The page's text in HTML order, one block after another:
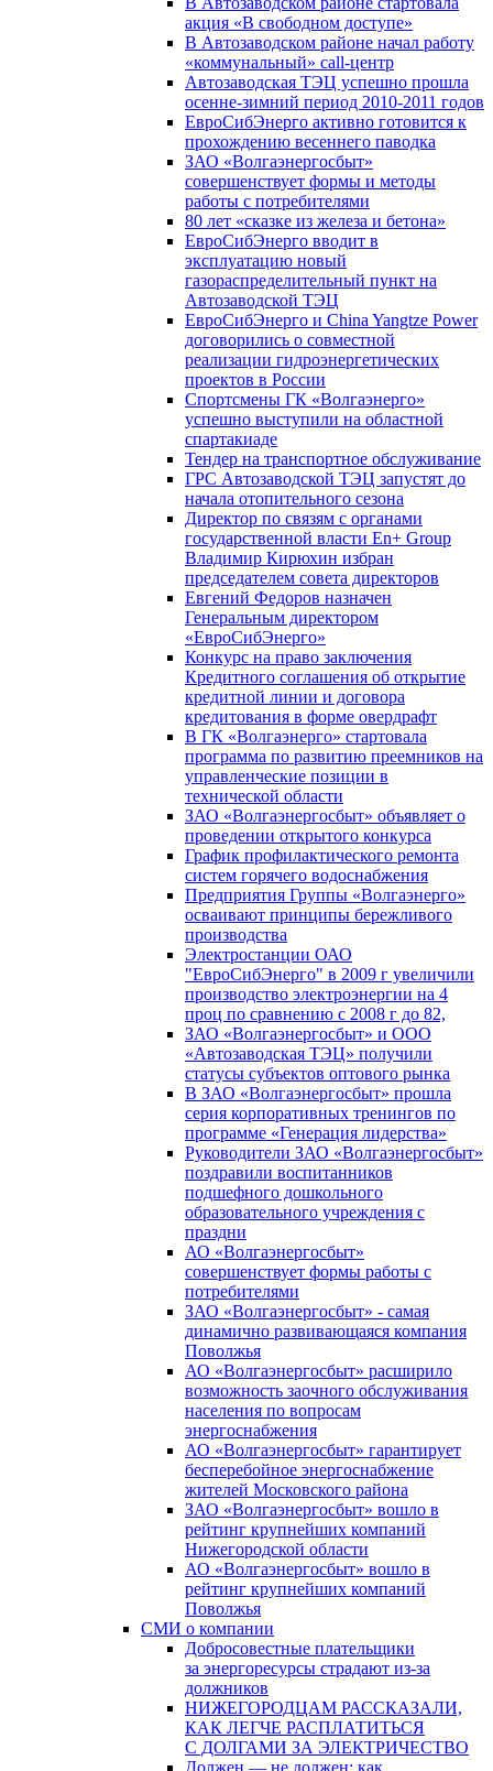
акция «В свободном доступе»
В Автозаводском районе начал работу
«коммунальный» call-центр
Автозаводская ТЭЦ успешно прошла
осенне-зимний период 2010-2011 годов
ЕвроСибЭнерго активно готовится к
прохождению весеннего паводка
ЗАО «Волгаэнергосбыт»
совершенствует формы и методы
работы с потребителями
80 лет «сказке из железа и бетона»
ЕвроСибЭнерго вводит в
эксплуатацию новый
газораспределительный пункт на
Автозаводской ТЭЦ
ЕвроСибЭнерго и China Yangtze Power
договорились о совместной
реализации гидроэнергетических
проектов в России
Спортсмены ГК «Волгаэнерго»
успешно выступили на областной
спартакиаде
Тендер на транспортное обслуживание
ГРС Автозаводской ТЭЦ запустят до
начала отопительного сезона
Директор по связям с органами
государственной власти En+ Group
Владимир Кирюхин избран
председателем совета директоров
Евгений Федоров назначен
Генеральным директором
«ЕвроСибЭнерго»
Конкурс на право заключения
Кредитного соглашения об открытие
кредитной линии и договора
кредитования в форме овердрафт
В ГК «Волгаэнерго» стартовала
программа по развитию преемников на
управленческие позиции в
технической области
ЗАО «Волгаэнергосбыт» объявляет о
проведении открытого конкурса
График профилактического ремонта
систем горячего водоснабжения
Предприятия Группы «Волгаэнерго»
осваивают принципы бережливого
производства
Электростанции ОАО
"ЕвроСибЭнерго" в 2009 г увеличили
производство электроэнергии на 4
проц по сравнению с 2008 г до 82,
ЗАО «Волгаэнергосбыт» и ООО
«Автозаводская ТЭЦ» получили
статусы субъектов оптового рынка
В ЗАО «Волгаэнергосбыт» прошла
серия корпоративных тренингов по
программе «Генерация лидерства»
Руководители ЗАО «Волгаэнергосбыт»
поздравили воспитанников
подшефного дошкольного
образовательного учреждения с
праздни
АО «Волгаэнергосбыт»
совершенствует формы работы с
потребителями
ЗАО «Волгаэнергосбыт» - самая
динамично развивающаяся компания
Поволжья
АО «Волгаэнергосбыт» расширило
возможность заочного обслуживания
населения по вопросам
энергоснабжения
АО «Волгаэнергосбыт» гарантирует
бесперебойное энергоснабжение
жителей Московского района
ЗАО «Волгаэнергосбыт» вошло в
рейтинг крупнейших компаний
Нижегородской области
АО «Волгаэнергосбыт» вошло в
рейтинг крупнейших компаний
Поволжья
СМИ о компании
Добросовестные плательщики
за энергоресурсы страдают из-за
должников
НИЖЕГОРОДЦАМ РАССКАЗАЛИ,
КАК ЛЕГЧЕ РАСПЛАТИТЬСЯ
С ДОЛГАМИ ЗА ЭЛЕКТРИЧЕСТВО